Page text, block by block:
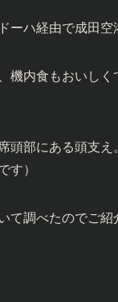
ーハ経由で成田
機内食もおいし
頭部にある頭支
す）
て調べたのでご紹